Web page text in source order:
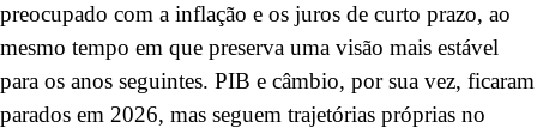
preocupado com a inflação e os juros de curto prazo, ao
mesmo tempo em que preserva uma visão mais estável
para os anos seguintes. PIB e câmbio, por sua vez, ficaram
parados em 2026, mas seguem trajetórias próprias no